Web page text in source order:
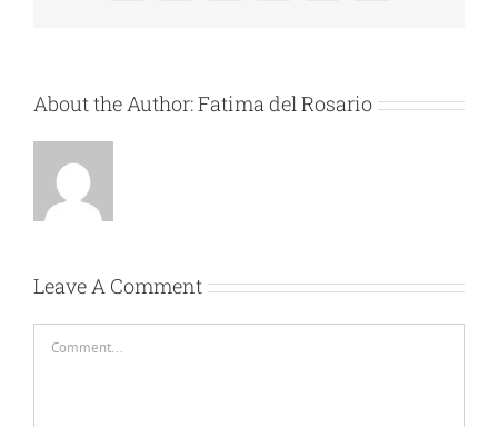
About the Author:Fatima del Rosario
Leave A Comment